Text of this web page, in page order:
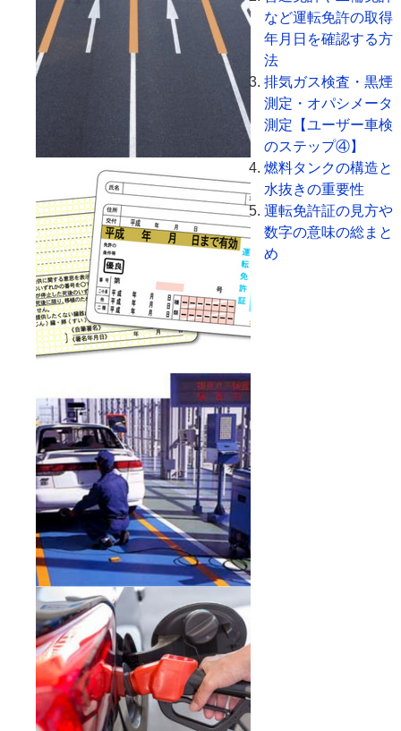
など運転免許の取得
年月日を確認する方
法
排気ガス検査・黒煙
測定・オパシメータ
測定【ユーザー車検
のステップ④】
燃料タンクの構造と
水抜きの重要性
運転免許証の見方や
数字の意味の総まと
め